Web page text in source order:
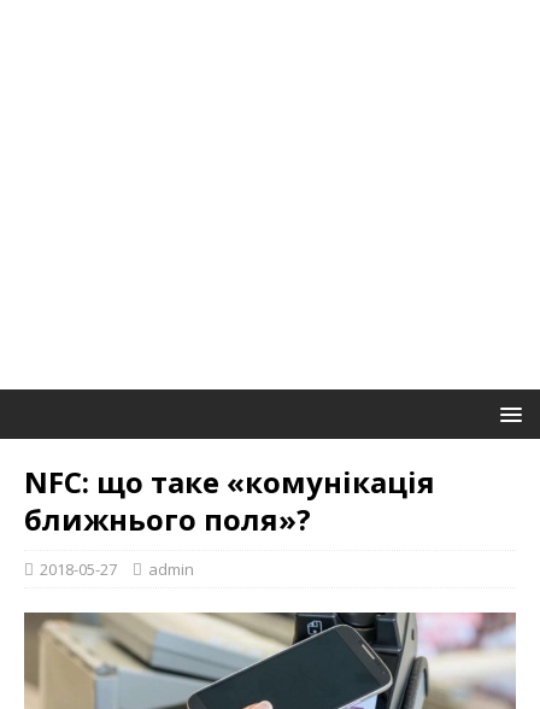
NFC: що таке «комунікація
ближнього поля»?
2018-05-27 admin